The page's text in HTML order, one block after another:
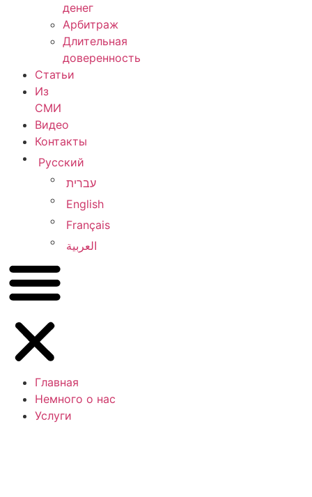
денег
Арбитраж
Длительная
доверенность
Статьи
Из
СМИ
Видео
Контакты
Русский
עברית
English
Français
العربية
Главная
Немного о нас
Услуги